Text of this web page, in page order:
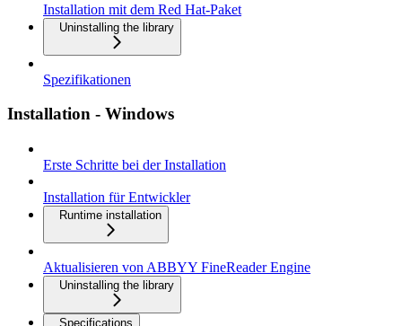
Installation mit dem Red Hat-Paket
Uninstalling the library
Spezifikationen
Installation - Windows
Erste Schritte bei der Installation
Installation für Entwickler
Runtime installation
Aktualisieren von ABBYY FineReader Engine
Uninstalling the library
Specifications